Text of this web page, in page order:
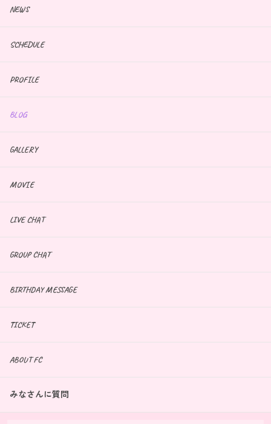
NEWS
SCHEDULE
PROFILE
BLOG
GALLERY
MOVIE
LIVE CHAT
GROUP CHAT
BIRTHDAY MESSAGE
TICKET
ABOUT FC
みなさんに質問